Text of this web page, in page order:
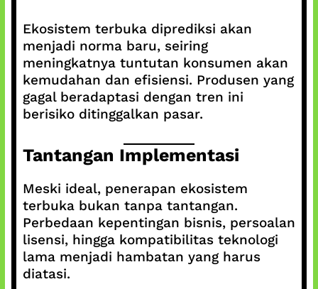
Ekosistem terbuka diprediksi akan
menjadi norma baru, seiring
meningkatnya tuntutan konsumen akan
kemudahan dan efisiensi. Produsen yang
gagal beradaptasi dengan tren ini
berisiko ditinggalkan pasar.
Tantangan Implementasi
Meski ideal, penerapan ekosistem
terbuka bukan tanpa tantangan.
Perbedaan kepentingan bisnis, persoalan
lisensi, hingga kompatibilitas teknologi
lama menjadi hambatan yang harus
diatasi.